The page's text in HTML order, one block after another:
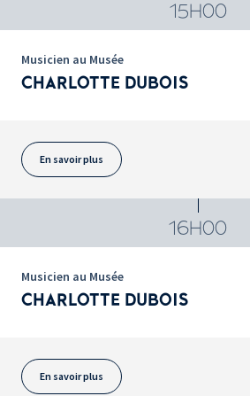
15H00
Musicien au Musée
CHARLOTTE DUBOIS
En savoir plus
16H00
Musicien au Musée
CHARLOTTE DUBOIS
En savoir plus